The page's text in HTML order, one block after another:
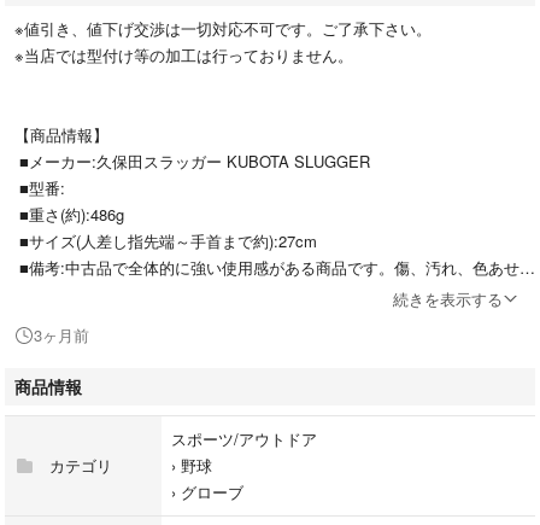
※値引き、値下げ交渉は一切対応不可です。ご了承下さい。
※当店では型付け等の加工は行っておりません。
【商品情報】
■メーカー:久保田スラッガー KUBOTA SLUGGER
■型番:
■重さ(約):486g
■サイズ(人差し指先端～手首まで約):27cm
■備考:中古品で全体的に強い使用感がある商品です。傷、汚れ、色あせ、
へたり、擦れ等の傷みがある場合がありますので、詳しい状態は画像にて
の上ご購入下さい。型がついています。
続きを表示する
3ヶ月前
商品情報
カテゴリ
スポーツ/アウトドア
› 野球
› グローブ